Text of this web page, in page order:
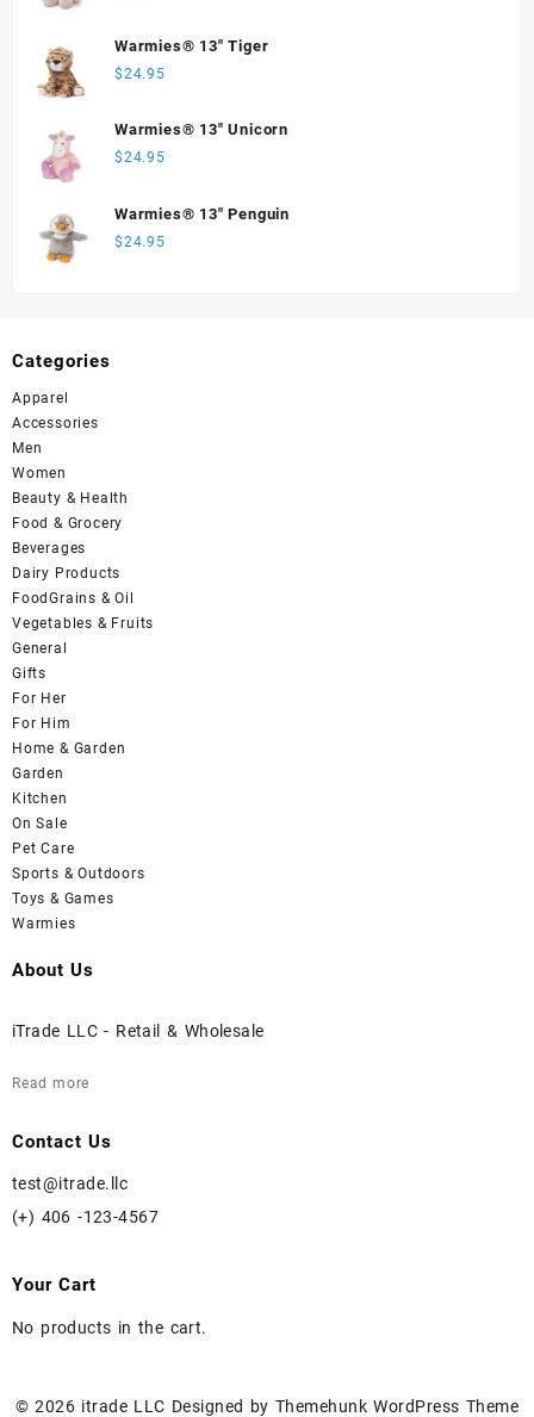
Warmies® 13" Tiger
$24.95
Warmies® 13" Unicorn
$24.95
Warmies® 13" Penguin
$24.95
Categories
Apparel
Accessories
Men
Women
Beauty & Health
Food & Grocery
Beverages
Dairy Products
FoodGrains & Oil
Vegetables & Fruits
General
Gifts
For Her
For Him
Home & Garden
Garden
Kitchen
On Sale
Pet Care
Sports & Outdoors
Toys & Games
Warmies
About Us
iTrade LLC - Retail & Wholesale
Read more
Contact Us
test@itrade.llc
(+) 406 -123-4567
Your Cart
No products in the cart.
© 2026 itrade LLC Designed by Themehunk WordPress Theme